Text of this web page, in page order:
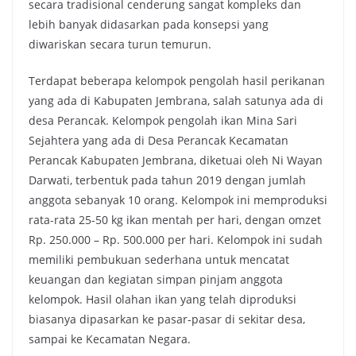
secara tradisional cenderung sangat kompleks dan
lebih banyak didasarkan pada konsepsi yang
diwariskan secara turun temurun.
Terdapat beberapa kelompok pengolah hasil perikanan
yang ada di Kabupaten Jembrana, salah satunya ada di
desa Perancak. Kelompok pengolah ikan Mina Sari
Sejahtera yang ada di Desa Perancak Kecamatan
Perancak Kabupaten Jembrana, diketuai oleh Ni Wayan
Darwati, terbentuk pada tahun 2019 dengan jumlah
anggota sebanyak 10 orang. Kelompok ini memproduksi
rata-rata 25-50 kg ikan mentah per hari, dengan omzet
Rp. 250.000 – Rp. 500.000 per hari. Kelompok ini sudah
memiliki pembukuan sederhana untuk mencatat
keuangan dan kegiatan simpan pinjam anggota
kelompok. Hasil olahan ikan yang telah diproduksi
biasanya dipasarkan ke pasar-pasar di sekitar desa,
sampai ke Kecamatan Negara.